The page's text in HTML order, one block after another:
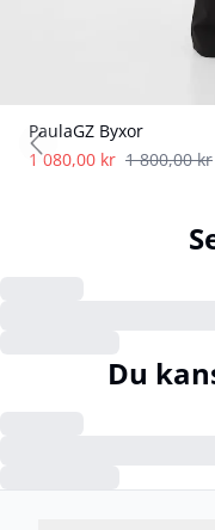
PaulaGZ Byxor
1 080,00 kr 1 800,00 kr
Previous slide
Du